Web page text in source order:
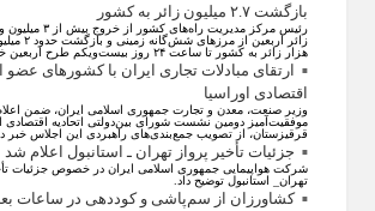
بازگشت ۲.۷ میلیون زائر به کشور
هزار زائر به کشور تا ساعت ۲۴ روز بیست‌ویکم طرح اربعین خبر داد
ارتقای مبادلات تجاری ایران با کشور‌های عضو
اقتصادی اوراسیا
وزیر صنعت، معدن و تجارت جمهوری اسلامی ایران، ضمن اعلام
موفقیت‌آمیز دومین نشست شورای بین‌دولتی اتحادیه اقتصادی
قرقیزستان، از تصویب جمع‌بندی‌های راهبردی این اجلاس خبر
جزئیات تأخیر پرواز تهران ـ استانبول اعلام شد
شرکت هواپیمایی جمهوری اسلامی ایران در خصوص جزئیات
تهران_ استانبول توضیح داد.
کشاورزان از سم‌پاشی و کوددهی در ساعات